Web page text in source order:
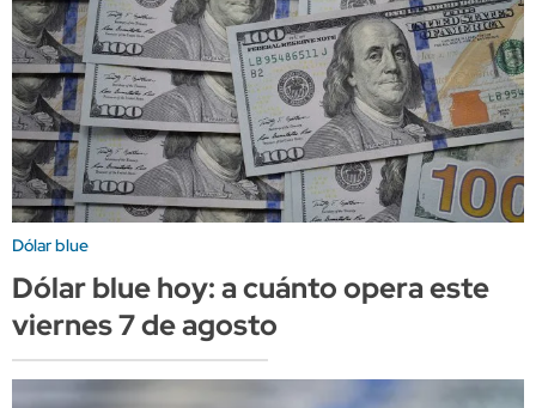
Dólar blue
Dólar blue hoy: a cuánto opera este
viernes 7 de agosto